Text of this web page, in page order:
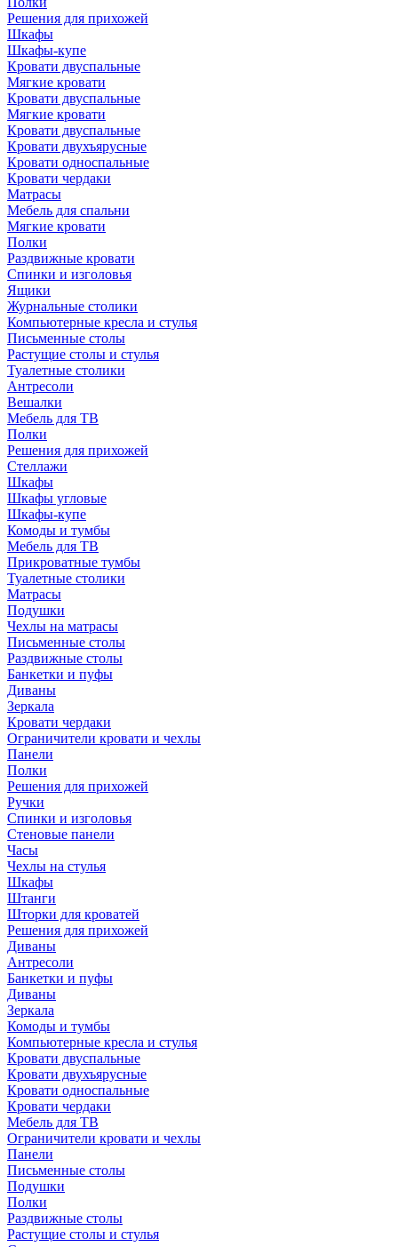
Решения для прихожей
Шкафы
Шкафы-купе
Кровати двуспальные
Мягкие кровати
Кровати двуспальные
Мягкие кровати
Кровати двуспальные
Кровати двухъярусные
Кровати односпальные
Кровати чердаки
Матрасы
Мебель для спальни
Мягкие кровати
Полки
Раздвижные кровати
Спинки и изголовья
Ящики
Журнальные столики
Компьютерные кресла и стулья
Письменные столы
Растущие столы и стулья
Туалетные столики
Антресоли
Вешалки
Мебель для ТВ
Полки
Решения для прихожей
Стеллажи
Шкафы
Шкафы угловые
Шкафы-купе
Комоды и тумбы
Мебель для ТВ
Прикроватные тумбы
Туалетные столики
Матрасы
Подушки
Чехлы на матрасы
Письменные столы
Раздвижные столы
Банкетки и пуфы
Диваны
Зеркала
Кровати чердаки
Ограничители кровати и чехлы
Панели
Полки
Решения для прихожей
Ручки
Спинки и изголовья
Стеновые панели
Часы
Чехлы на стулья
Шкафы
Штанги
Шторки для кроватей
Решения для прихожей
Диваны
Антресоли
Банкетки и пуфы
Диваны
Зеркала
Комоды и тумбы
Компьютерные кресла и стулья
Кровати двуспальные
Кровати двухъярусные
Кровати односпальные
Кровати чердаки
Мебель для ТВ
Ограничители кровати и чехлы
Панели
Письменные столы
Подушки
Полки
Раздвижные столы
Растущие столы и стулья